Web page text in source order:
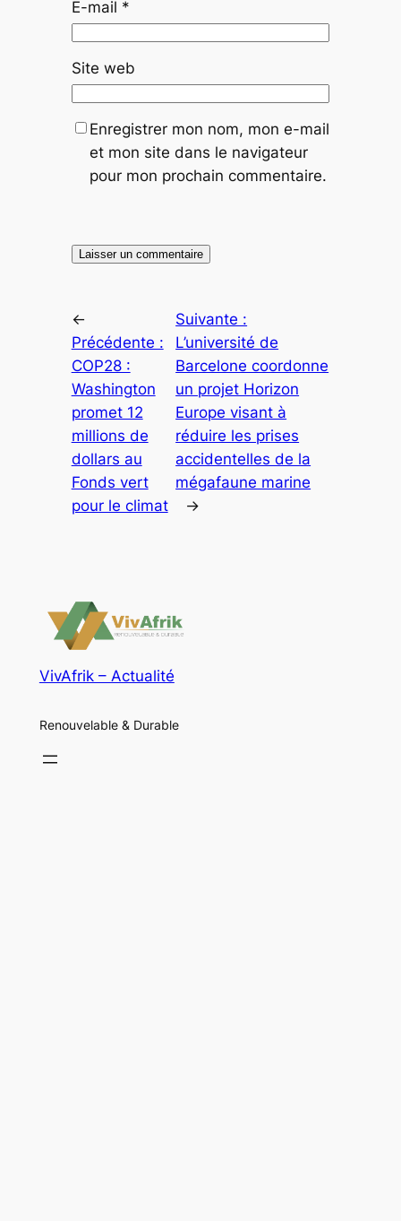
E-mail *
Site web
Enregistrer mon nom, mon e-mail
et mon site dans le navigateur
pour mon prochain commentaire.
←
Précédente :
COP28 :
Washington
promet 12
millions de
dollars au
Fonds vert
pour le climat
Suivante :
L’université de
Barcelone coordonne
un projet Horizon
Europe visant à
réduire les prises
accidentelles de la
mégafaune marine
→
VivAfrik – Actualité
Renouvelable & Durable